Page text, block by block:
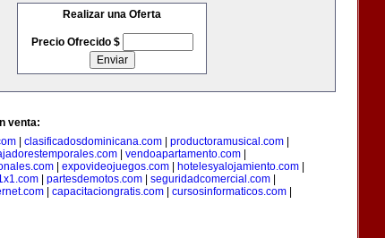
Realizar una Oferta
Precio Ofrecido $
venta:
clasificadosdominicana.com productoramusical.com
vendoapartamento.com
| expovideojuegos.com| hotelesyalojamiento.com|
| partesdemotos.com| seguridadcomercial.com|
| capacitaciongratis.com| cursosinformaticos.com|